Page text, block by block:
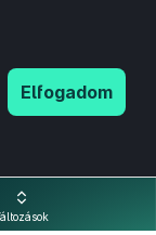
Elfogadom